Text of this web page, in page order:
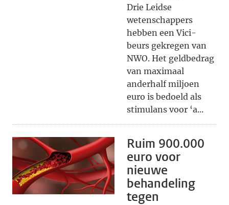
Drie Leidse
wetenschappers
hebben een Vici-
beurs gekregen van
NWO. Het geldbedrag
van maximaal
anderhalf miljoen
euro is bedoeld als
stimulans voor ‘a...
Ruim 900.000
euro voor
nieuwe
behandeling
tegen